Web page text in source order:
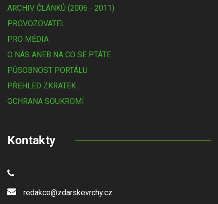
ARCHIV ČLÁNKŮ (2006 - 2011)
PROVOZOVATEL
PRO MÉDIA
O NÁS ANEB NA CO SE PTÁTE
PŮSOBNOST PORTÁLU
PŘEHLED ZKRATEK
OCHRANA SOUKROMÍ
Kontakty
redakce@zdarskevrchy.cz